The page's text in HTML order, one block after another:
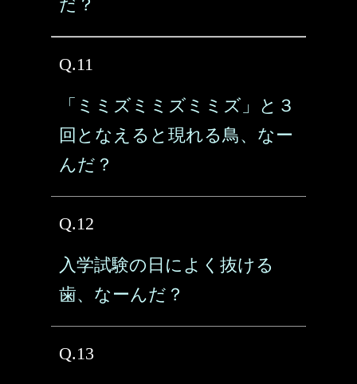
だ？
Q.11
「ミミズミミズミミズ」と３
回となえると現れる鳥、なー
んだ？
Q.12
入学試験の日によく抜ける
歯、なーんだ？
Q.13